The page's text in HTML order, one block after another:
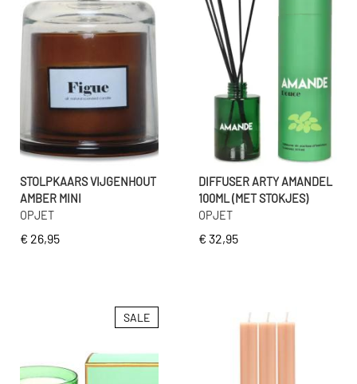
STOLPKAARS VIJGENHOUT
AMBER MINI
OPJET
€ 26,95
DIFFUSER ARTY AMANDEL
100ML (MET STOKJES)
OPJET
€ 32,95
SALE